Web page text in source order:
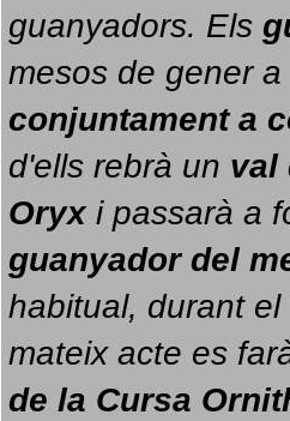
guanyadors. Els
conjuntament a
d'ells rebrà un val
Oryx i passarà a
guanyador del
habitual, durant el
mateix acte es
de la Cursa